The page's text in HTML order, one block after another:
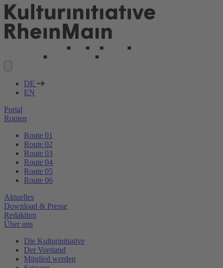
DE
EN
Portal
Routen
Route 01
Route 02
Route 03
Route 04
Route 05
Route 06
Aktuelles
Download & Presse
Redaktion
Über uns
Die Kulturinitiative
Der Vorstand
Mitglied werden